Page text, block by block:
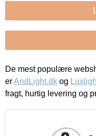
De mest populære
erAndLight.dk og
fragt, hurtig levering og